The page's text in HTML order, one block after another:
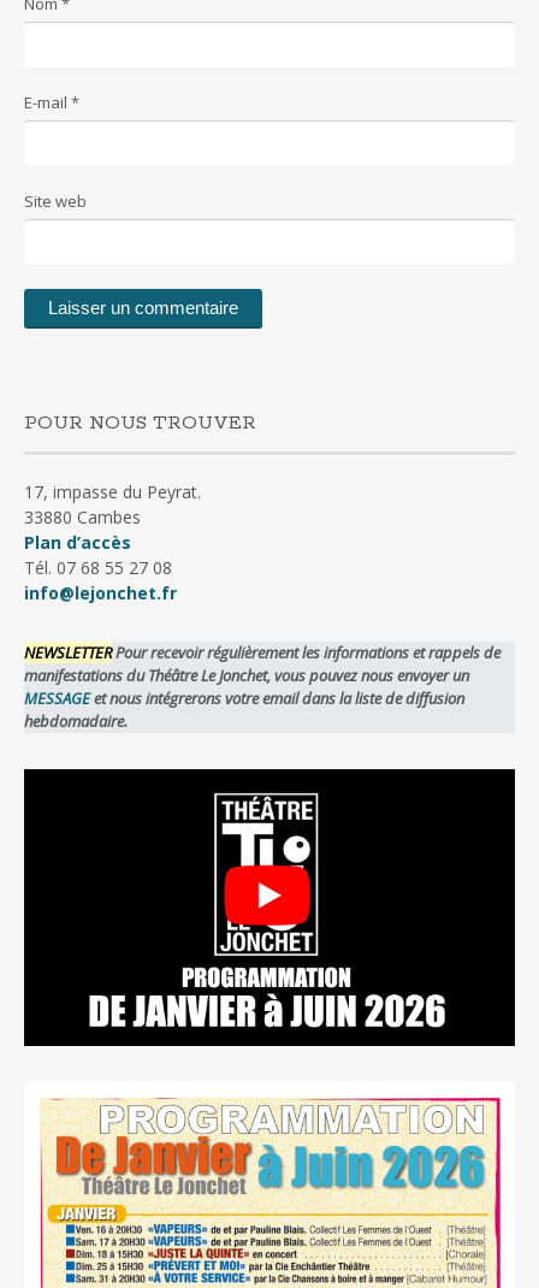
E-mail *
Site web
POUR NOUS TROUVER
17, impasse du Peyrat.
33880 Cambes
Plan d’accès
Tél. 07 68 55 27 08
info@lejonchet.fr
NEWSLETTERPour recevoir régulièrement les informations et rappels de
manifestations du Théâtre Le Jonchet, vous pouvez nous envoyer un
MESSAGEet nous intégrerons votre email dans la liste de diffusion
hebdomadaire.